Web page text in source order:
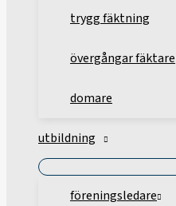
trygg fäktning
övergångar fäktare
domare
utbildning
föreningsledare